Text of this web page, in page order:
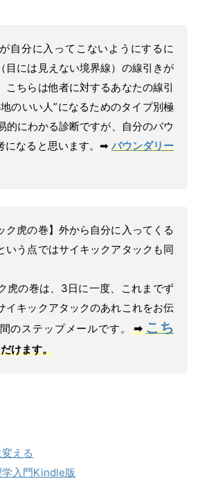
自分に入ってこないようにするに
目には見えない境界線）の線引きが
こちらは他者に対するあなたの線引
のいい人”になるためのタイプ別極
的にわかる診断ですが、自分のバウ
になると思います。➡︎ バウンダリー
ク虎の巻】外から自分に入ってくる
いう点ではサイキックアタックも同
虎の巻は、3日に一度、これまでず
イキックアタックのあれこれをお伝
のステップメールです。 ➡︎こち
けます。
える
学入門Kindle版